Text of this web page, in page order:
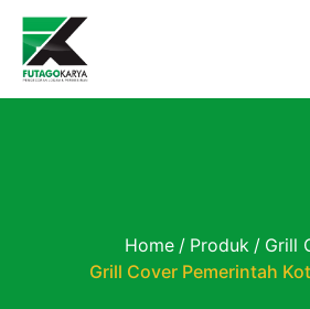
Skip to content
Home / Produk / Grill
Grill Cover Pemerintah